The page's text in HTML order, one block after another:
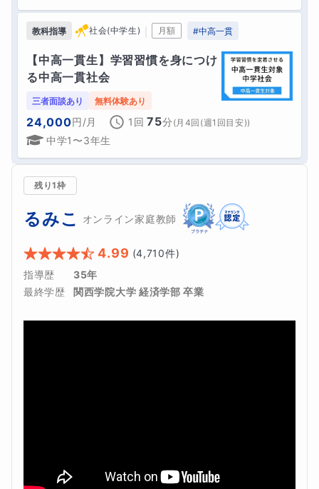
教科指導 社会(中学生) 月額 #中高一貫
【中高一貫生】学習習慣を身につけ
る中高一貫社会
三者面談あり 無料体験あり
24,000円/月 1回 75分 ( 月4回(週1回目安))
中学1〜3年生
残り1枠
るみこ オンライン家庭教師
4.99 (4,710件)
指導歴
35年
最終学歴
関西学院大学 経済学部 卒業